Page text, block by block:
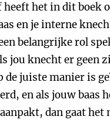
heeft het in dit boek
en je interne
belangrijke rol
jou knecht er geen
de juiste manier is
en als jouw baas
dan gaat